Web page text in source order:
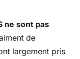
ne sont pas
de
largement pris